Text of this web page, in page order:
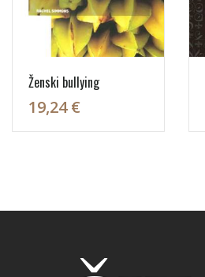
Ženski bullying
19,24 €